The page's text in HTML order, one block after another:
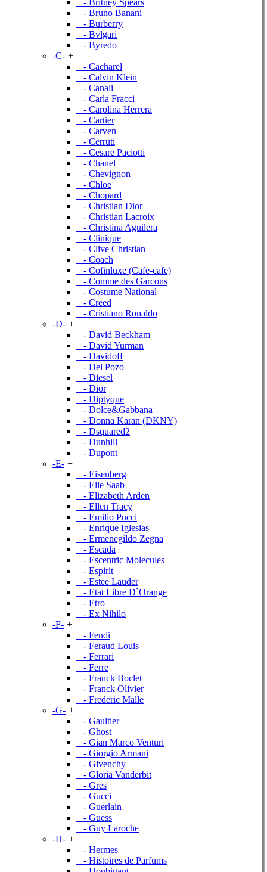
- Britney Spears
- Bruno Banani
- Burberry
- Bvlgari
- Byredo
-C- +
- Cacharel
- Calvin Klein
- Canali
- Carla Fracci
- Carolina Herrera
- Cartier
- Carven
- Cerruti
- Cesare Paciotti
- Chanel
- Chevignon
- Chloe
- Chopard
- Christian Dior
- Christian Lacroix
- Christina Aguilera
- Clinique
- Clive Christian
- Coach
- Cofinluxe (Cafe-cafe)
- Comme des Garcons
- Costume National
- Creed
- Cristiano Ronaldo
-D- +
- David Beckham
- David Yurman
- Davidoff
- Del Pozo
- Diesel
- Dior
- Diptyque
- Dolce&Gabbana
- Donna Karan (DKNY)
- Dsquared2
- Dunhill
- Dupont
-E- +
- Eisenberg
- Elie Saab
- Elizabeth Arden
- Ellen Tracy
- Emilio Pucci
- Enrique Iglesias
- Ermenegildo Zegna
- Escada
- Escentric Molecules
- Espirit
- Estee Lauder
- Etat Libre D`Orange
- Etro
- Ex Nihilo
-F- +
- Fendi
- Feraud Louis
- Ferrari
- Ferre
- Franck Boclet
- Franck Olivier
- Frederic Malle
-G- +
- Gaultier
- Ghost
- Gian Marco Venturi
- Giorgio Armani
- Givenchy
- Gloria Vanderbit
- Gres
- Gucci
- Guerlain
- Guess
- Guy Laroche
-H- +
- Hermes
- Histoires de Parfums